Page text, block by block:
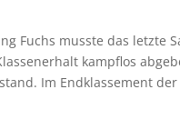
Fuchs musste das letzte
kampflos
Im Endklassement